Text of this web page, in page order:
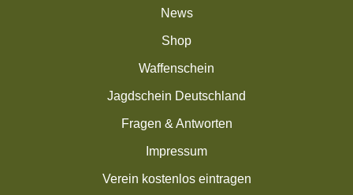
News
Shop
Waffenschein
Jagdschein Deutschland
Fragen & Antworten
Impressum
Verein kostenlos eintragen